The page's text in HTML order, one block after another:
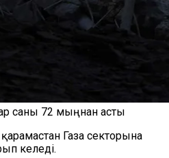
саны 72 мыңнан асты
Газа секторына
келеді.